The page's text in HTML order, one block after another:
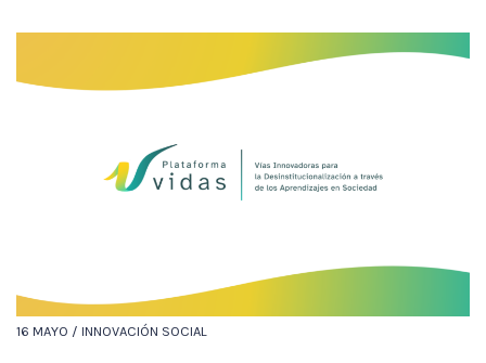
16 MAYO / INNOVACIÓN SOCIAL